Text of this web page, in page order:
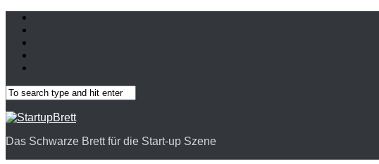
Das Schwarze Brett für die Start-up Szene